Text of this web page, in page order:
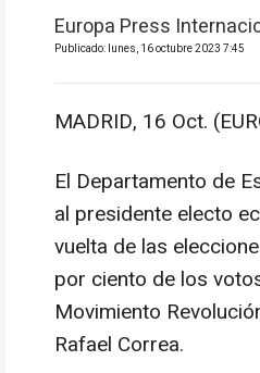
Europa Press
Publicado: lunes, 16 octubre 2023 7:45
MADRID, 16 Oct.
El Departamento de
al presidente electo
vuelta de las
por ciento de los
Movimiento
Rafael Correa.